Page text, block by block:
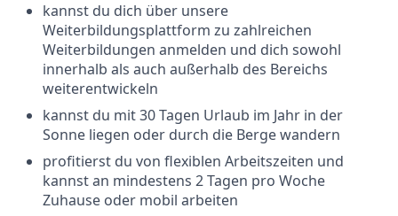
kannst du dich über unsere
Weiterbildungsplattform zu zahlreichen
Weiterbildungen anmelden und dich sowohl
innerhalb als auch außerhalb des Bereichs
weiterentwickeln
kannst du mit 30 Tagen Urlaub im Jahr in der
Sonne liegen oder durch die Berge wandern
profitierst du von flexiblen Arbeitszeiten und
kannst an mindestens 2 Tagen pro Woche
Zuhause oder mobil arbeiten